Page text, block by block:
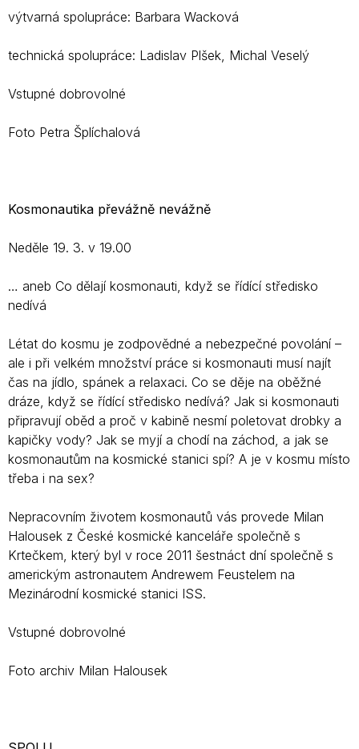
výtvarná spolupráce: Barbara Wacková
technická spolupráce: Ladislav Plšek, Michal Veselý
Vstupné dobrovolné
Foto Petra Šplíchalová
Kosmonautika převážně nevážně
Neděle 19. 3. v 19.00
… aneb Co dělají kosmonauti, když se řídící středisko
nedívá
Létat do kosmu je zodpovědné a nebezpečné povolání –
ale i při velkém množství práce si kosmonauti musí najít
čas na jídlo, spánek a relaxaci. Co se děje na oběžné
dráze, když se řídící středisko nedívá? Jak si kosmonauti
připravují oběd a proč v kabině nesmí poletovat drobky a
kapičky vody? Jak se myjí a chodí na záchod, a jak se
kosmonautům na kosmické stanici spí? A je v kosmu místo
třeba i na sex?
Nepracovním životem kosmonautů vás provede Milan
Halousek z České kosmické kanceláře společně s
Krtečkem, který byl v roce 2011 šestnáct dní společně s
americkým astronautem Andrewem Feustelem na
Mezinárodní kosmické stanici ISS.
Vstupné dobrovolné
Foto archiv Milan Halousek